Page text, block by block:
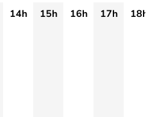
14h 15h 16h 17h
18h